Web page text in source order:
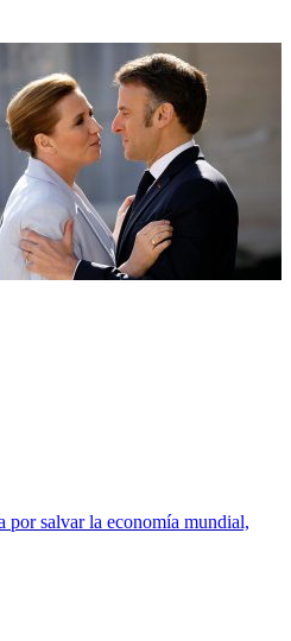
por salvar la economía mundial,